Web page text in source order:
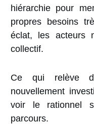
hiérarchie pour
propres besoins
éclat, les acteurs
collectif.
Ce qui relève
nouvellement
voir le rationnel
parcours.